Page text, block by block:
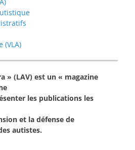
(VLA)
» (LAV) est un « magazine
les publications les
et la défense de
autistes.